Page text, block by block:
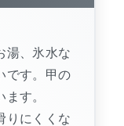
湯、氷水な
です。甲の
す。
りにくくな